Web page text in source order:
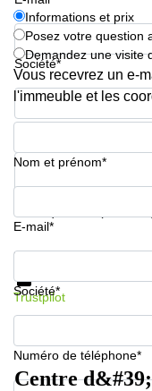
Société*
Numéro de téléphone*
Informations et prix
Posez votre question
Demandez une visite
Vous recevrez un e-
l'immeuble et les
Nom et prénom*
E-mail*
Société*
Numéro de téléphone*
Informations et prix
Trustpilot
Centre